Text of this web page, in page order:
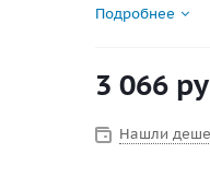
260-484 мм.
Подробнее
3 066
Нашли